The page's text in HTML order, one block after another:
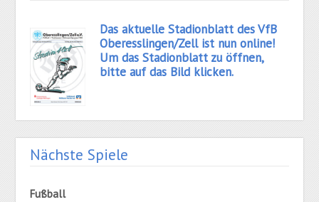
Das aktuelle Stadionblatt des VfB
Oberesslingen/Zell ist nun online!
Um das Stadionblatt zu öffnen,
bitte auf das Bild klicken.
Nächste Spiele
Fußball